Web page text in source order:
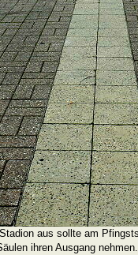
aus sollte am
ihren Ausgang